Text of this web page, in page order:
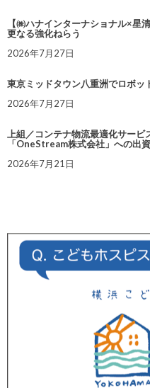
【㈱ハナインターナショナル×星
更なる強化ねらう
2026年7月27日
東京ミッドタウン八重洲でロボッ
2026年7月27日
上組／コンテナ物流最適化サービ
「OneStream株式会社」への出
2026年7月21日